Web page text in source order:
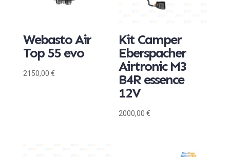
Webasto Air
Top 55 evo
2150,00 €
Kit Camper
Eberspacher
Airtronic M3
B4R essence
12V
2000,00€